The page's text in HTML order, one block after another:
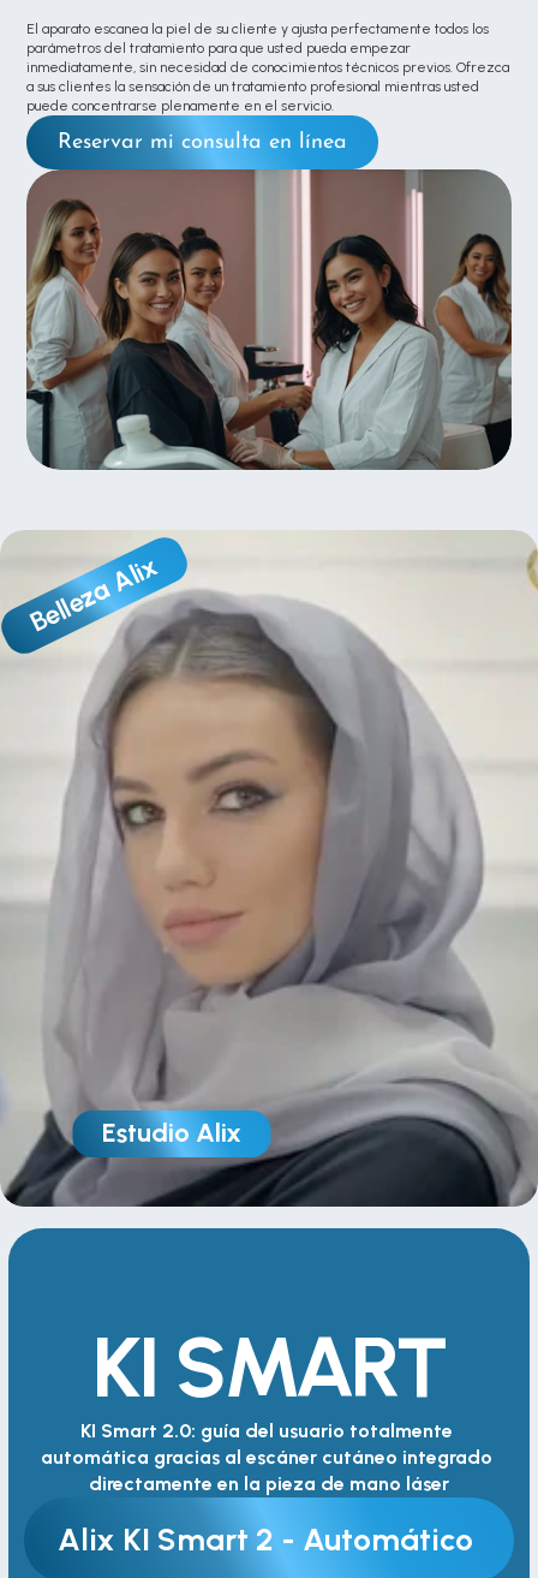
El aparato escanea la piel de su cliente y ajusta perfectamente todos los
parámetros del tratamiento para que usted pueda empezar
inmediatamente, sin necesidad de conocimientos técnicos previos. Ofrezca
a sus clientes la sensación de un tratamiento profesional mientras usted
puede concentrarse plenamente en el servicio.
Reservar mi consulta en línea
Belleza Alix
Estudio Alix
KI SMART
KI Smart 2.0: guía del usuario totalmente
automática gracias al escáner cutáneo integrado
directamente en la pieza de mano láser
Alix KI Smart 2 - Automático